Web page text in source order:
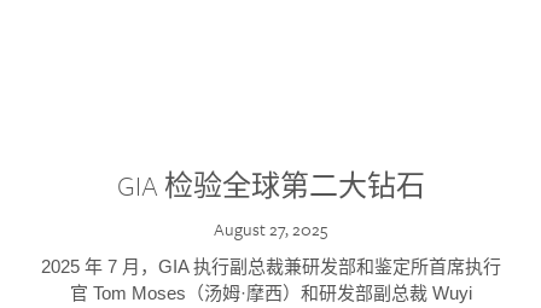
GIA 检验全球第二大钻石
August 27, 2025
2025 年 7 月，GIA 执行副总裁兼研发部和鉴定所首席执行
官 Tom Moses（汤姆·摩西）和研发部副总裁 Wuyi